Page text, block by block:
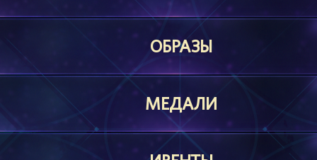
ОБРАЗЫ
МЕДАЛИ